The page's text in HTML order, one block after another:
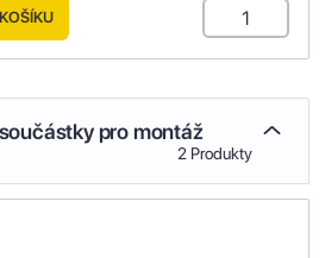
pro montáž
2 Produkty